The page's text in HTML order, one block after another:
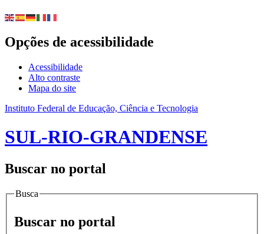
Opções de acessibilidade
Acessibilidade
Alto contraste
Mapa do site
Instituto Federal de Educação, Ciência e Tecnologia
SUL-RIO-GRANDENSE
Buscar no portal
Busca
Buscar no portal